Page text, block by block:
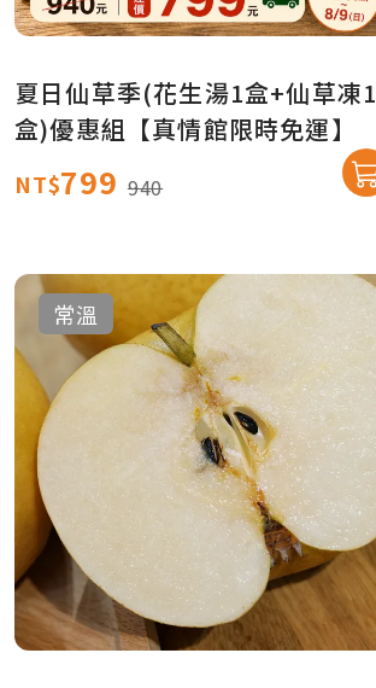
夏日仙草季(花生湯1盒+仙草凍1
盒)優惠組【真情館限時免運】
NT$799 940
常溫